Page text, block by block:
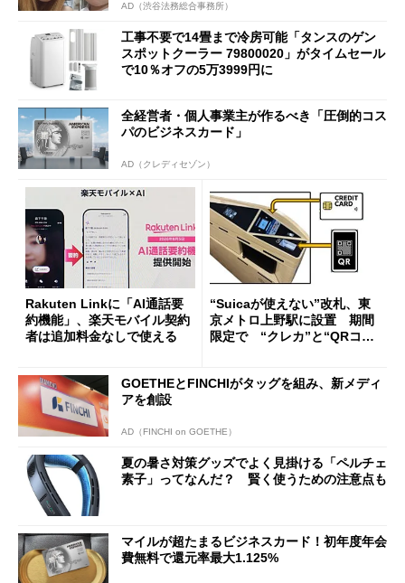
AD（渋谷法務総合事務所）
工事不要で14畳まで冷房可能「タンスのゲン
スポットクーラー 79800020」がタイムセール
で10％オフの5万3999円に
全経営者・個人事業主が作るべき「圧倒的コス
パのビジネスカード」
AD（クレディセゾン）
Rakuten Linkに「AI通話要
約機能」、楽天モバイル契約
者は追加料金なしで使える
“Suicaが使えない”改札、東
京メトロ上野駅に設置 期間
限定で “クレカ”と“QRコー
GOETHEとFINCHIがタッグを組み、新メディ
アを創設
AD（FINCHI on GOETHE）
夏の暑さ対策グッズでよく見掛ける「ペルチェ
素子」ってなんだ？ 賢く使うための注意点も
マイルが超たまるビジネスカード！初年度年会
費無料で還元率最大1.125%